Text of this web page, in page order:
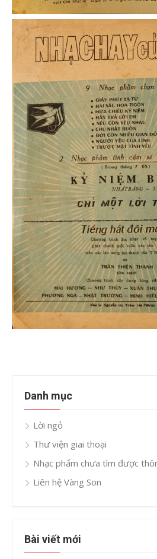
Danh mục
Lời ngỏ
Thư viện giai thoại
Nhạc phẩm chưa tìm được
Liên hệ Vàng Son
Bài viết mới